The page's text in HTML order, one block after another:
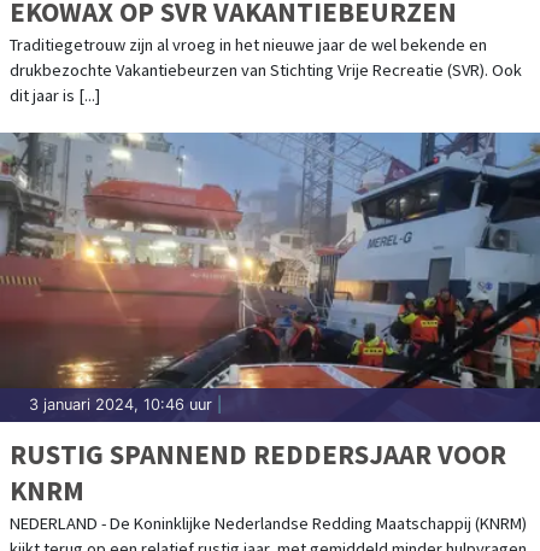
EKOWAX OP SVR VAKANTIEBEURZEN
Traditiegetrouw zijn al vroeg in het nieuwe jaar de wel bekende en
drukbezochte Vakantiebeurzen van Stichting Vrije Recreatie (SVR). Ook
dit jaar is [...]
3 januari 2024, 10:46 uur
RUSTIG SPANNEND REDDERSJAAR VOOR
KNRM
NEDERLAND - De Koninklijke Nederlandse Redding Maatschappij (KNRM)